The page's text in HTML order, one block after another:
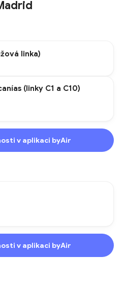
linka)
(linky C1 a C10)
v aplikaci byAir
v aplikaci byAir